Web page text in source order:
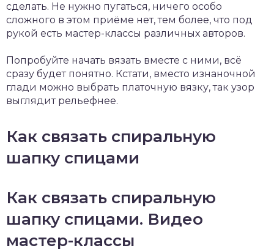
сделать. Не нужно пугаться, ничего особо
сложного в этом приёме нет, тем более, что под
рукой есть мастер-классы различных авторов.
Попробуйте начать вязать вместе с ними, всё
сразу будет понятно. Кстати, вместо изнаночной
глади можно выбрать платочную вязку, так узор
выглядит рельефнее.
Как связать спиральную
шапку спицами
Как связать спиральную
шапку спицами. Видео
мастер-классы